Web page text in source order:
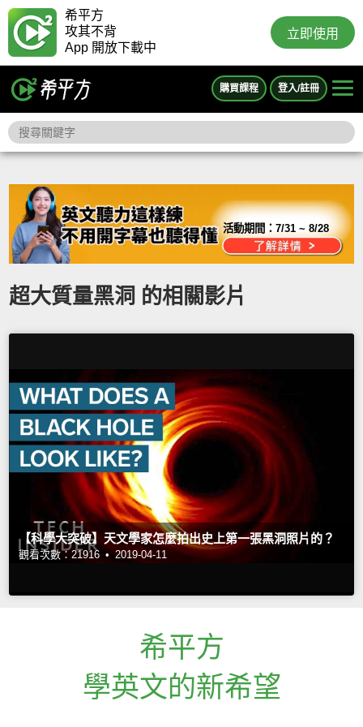
希平方
攻其不背
App 開放下載中
立即使用
購買課程 登入/註冊
活動期間：7/31 ~ 8/28
超大質量黑洞 的相關影片
【科學大突破】天文學家怎麼拍出史上第一張黑洞照片的？
觀看次數：21916 • 2019-04-11
希平方
學英文的新希望